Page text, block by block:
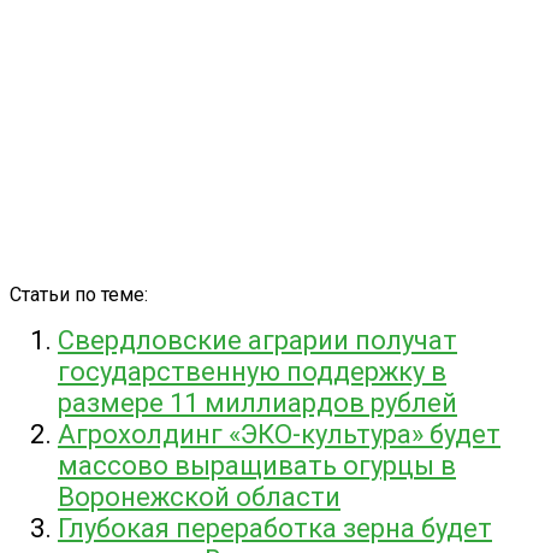
Статьи по теме:
Свердловские аграрии получат
государственную поддержку в
размере 11 миллиардов рублей
Агрохолдинг «ЭКО-культура» будет
массово выращивать огурцы в
Воронежской области
Глубокая переработка зерна будет